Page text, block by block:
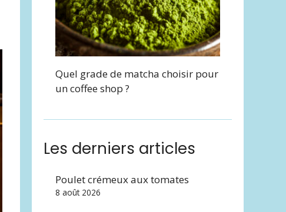
Quel grade de matcha choisir pour
un coffee shop ?
Les derniers articles
Poulet crémeux aux tomates
8 août 2026